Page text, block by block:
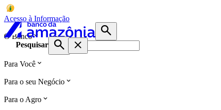
Acesso à Informação
O Banco
Pesquisar
Para Você
Para o seu Negócio
Para o Agro